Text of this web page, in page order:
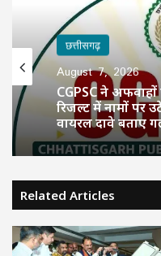
छत्तीसगढ़
August 7, 2026
CGPSC ने अफवाहों
रिजल्ट में नामों पर
वायरल दावे बताए
Related Articles